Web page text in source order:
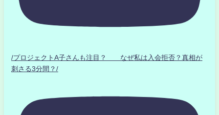
/プロジェクトA子さんも注目？ なぜ私は入会拒否？真相が
刺さる3分間？/